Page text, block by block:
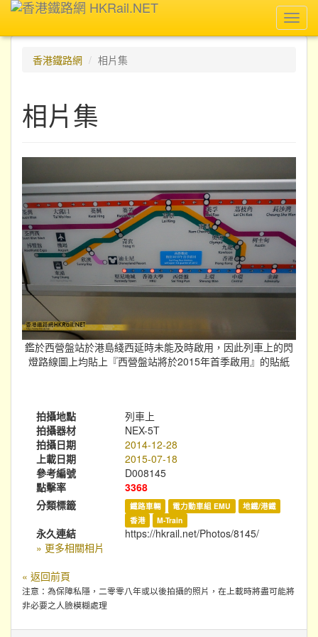
香港鐵路網
相片集
相片集
鑑於西營盤站於港島綫西延時未能及時啟用，因此列車上的閃
燈路線圖上均貼上『西營盤站將於2015年首季啟用』的貼紙
拍攝地點
列車上
拍攝器材
NEX-5T
拍攝日期
2014-12-28
上載日期
2015-07-18
參考編號
D008145
點擊率
3368
分類標籤
鐵路車輛 電力動車組 EMU
地鐵/港鐵
香港
M-Train
永久連結
https://hkrail.net/Photos/8145/
» 更多相關相片
« 返回前頁
注意：為保障私隱，二零零八年或以後拍攝的照片，在上載時將盡可能將
非必要之人臉模糊處理